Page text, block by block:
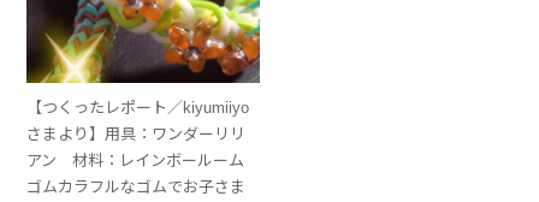
【つくったレポート／kiyumiiyo
さまより】用具：ワンダーリリ
アン 材料：レインボールーム
ゴムカラフルなゴムでお子さま